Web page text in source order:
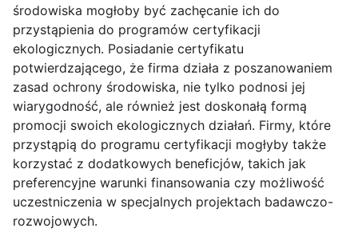
środowiska mogłoby być zachęcanie ich do
przystąpienia do programów certyfikacji
ekologicznych. Posiadanie certyfikatu
potwierdzającego, że firma działa z poszanowaniem
zasad ochrony środowiska, nie tylko podnosi jej
wiarygodność, ale również jest doskonałą formą
promocji swoich ekologicznych działań. Firmy, które
przystąpią do programu certyfikacji mogłyby także
korzystać z dodatkowych beneficjów, takich jak
preferencyjne warunki finansowania czy możliwość
uczestniczenia w specjalnych projektach badawczo-
rozwojowych.